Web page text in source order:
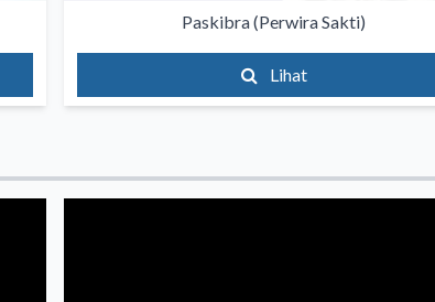
Paskibra (Perwira Sakti)
Lihat